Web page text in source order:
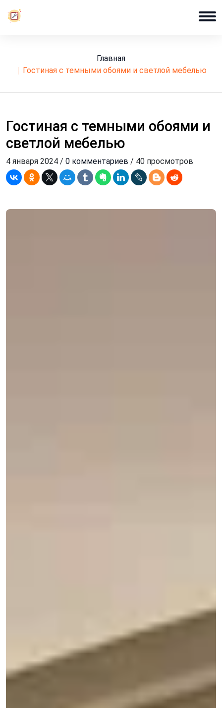
Главная
гостиная с темными обоями и светлой мебелью
Гостиная с темными обоями и
светлой мебелью
4 января 2024 / 0 комментариев / 40 просмотров